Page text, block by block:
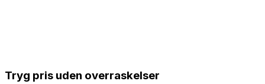
Tryg pris uden overraskelser